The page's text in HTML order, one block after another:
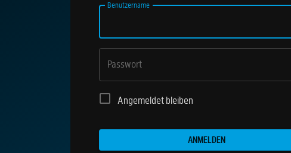
Benutzername
Passwort
Angemeldet bleiben
ANMELDEN